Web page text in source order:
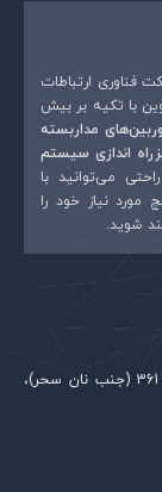
فناوری ارتباطات
با تکیه بر بیش
مداربسته
اندازی سیستم
می‌توانید با
مورد نیاز خود را
شوید.
تهران، بلوار فردوس شرق، بین عقیل و حسن آباد،پلاک 361 (جنب نان سحر)،